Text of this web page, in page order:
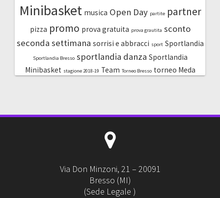
Minibasket musica Open Day partite partner
pizza promo prova gratuita prova grautita sconto
seconda settimana sorrisi e abbracci sport Sportlandia
Sportlandia Bresso sportlandia danza Sportlandia
Minibasket stagione 2018-19 Team Torneo Bresso torneo Meda
Via Don Minzoni, 21 – 20091
Bresso (MI)
(Sede Legale )